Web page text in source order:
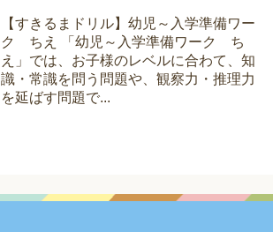
【すきるまドリル】幼児～入学準備ワー
ク ちえ 「幼児～入学準備ワーク ち
え」では、お子様のレベルに合わて、知
識・常識を問う問題や、観察力・推理力
を延ばす問題で...